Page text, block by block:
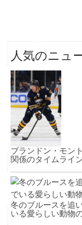
人気のニュ
ブランドン・モン
関係のタイムライ
冬のブルースを追
いる愛らしい動物